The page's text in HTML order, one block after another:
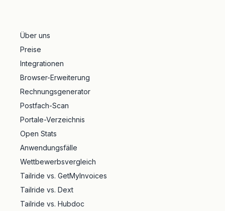
Über uns
Preise
Integrationen
Browser-Erweiterung
Rechnungsgenerator
Postfach-Scan
Portale-Verzeichnis
Open Stats
Anwendungsfälle
Wettbewerbsvergleich
Tailride vs. GetMyInvoices
Tailride vs. Dext
Tailride vs. Hubdoc